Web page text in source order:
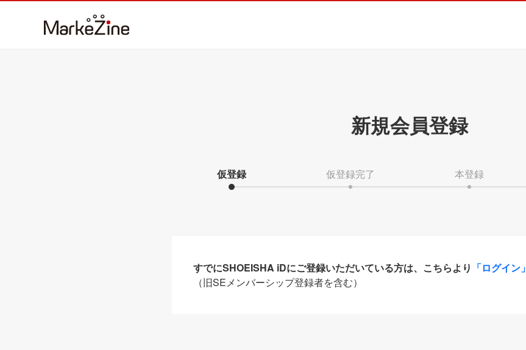
新規会員登録
仮登録 仮登録完了 本登録
すでにSHOEISHA iDにご登録いただいている方は、こちらより 「ログイン」
（旧SEメンバーシップ登録者を含む）